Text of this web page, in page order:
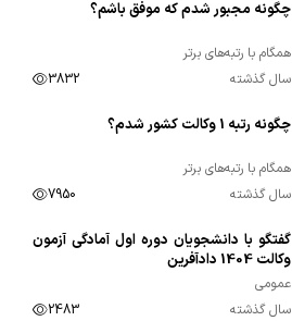
چگونه مجبور شدم که موفق باشم؟
همگام با رتبه‌های برتر
سال گذشته
3832
چگونه رتبه 1 وکالت کشور شدم؟
همگام با رتبه‌های برتر
سال گذشته
7950
گفتگو با دانشجویان دوره اول آمادگی آزمون
وکالت 1404 دادآفرین
عمومی
سال گذشته
2483